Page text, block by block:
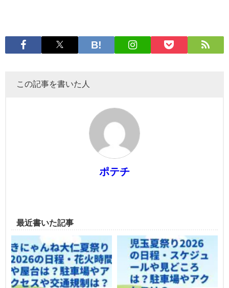
この記事を書いた人
ポテチ
最近書いた記事